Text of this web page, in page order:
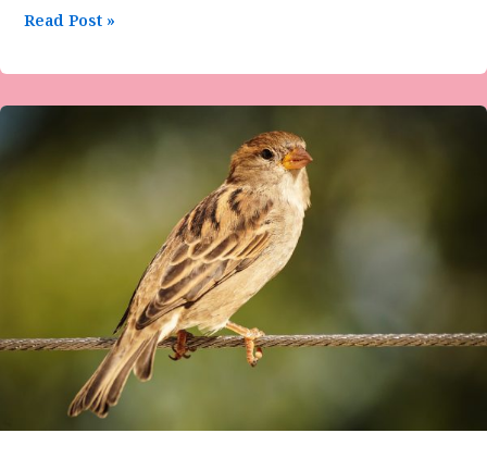
Read Post »
ಎಸ್.ಜಿ.ಕೊಪ್ಪಳ
ಮಕ್ಕಳ
ಕವಿತೆ-